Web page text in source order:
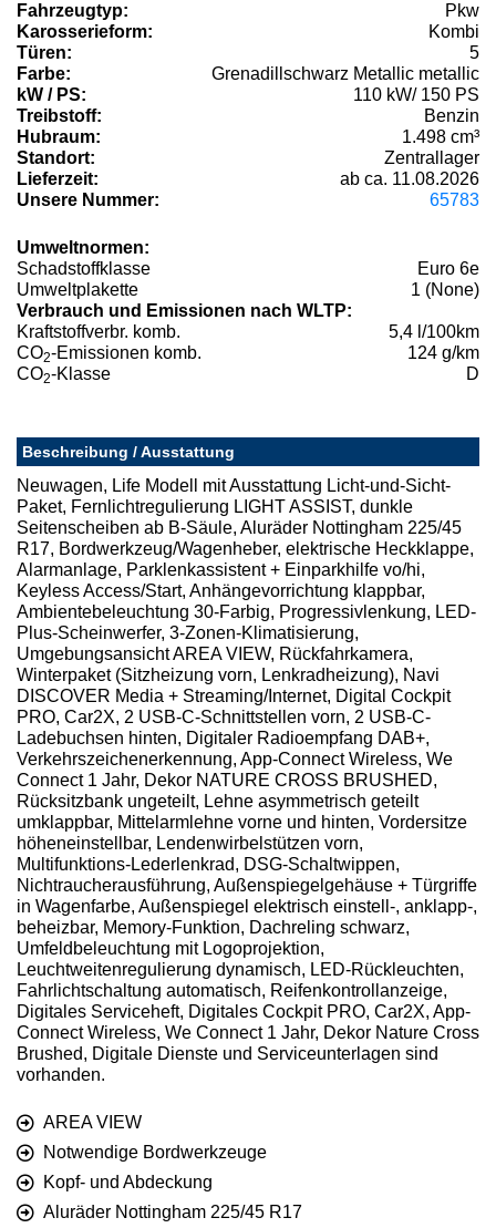
Fahrzeugtyp:
Pkw
Karosserieform:
Kombi
Türen:
5
Farbe:
Grenadillschwarz Metallic metallic
kW / PS:
110 kW/ 150 PS
Treibstoff:
Benzin
Hubraum:
1.498 cm³
Standort:
Zentrallager
Lieferzeit:
ab ca. 11.08.2026
Unsere Nummer:
65783
Umweltnormen:
Schadstoffklasse
Euro 6e
Umweltplakette
1 (None)
Verbrauch und Emissionen nach WLTP:
Kraftstoffverbr. komb.
5,4 l/100km
CO2-Emissionen komb.
124 g/km
CO2-Klasse D
Beschreibung / Ausstattung
Neuwagen, Life Modell mit Ausstattung Licht-und-Sicht-
Paket, Fernlichtregulierung LIGHT ASSIST, dunkle
Seitenscheiben ab B-Säule, Aluräder Nottingham 225/45
R17, Bordwerkzeug/Wagenheber, elektrische Heckklappe,
Alarmanlage, Parklenkassistent + Einparkhilfe vo/hi,
Keyless Access/Start, Anhängevorrichtung klappbar,
Ambientebeleuchtung 30-Farbig, Progressivlenkung, LED-
Plus-Scheinwerfer, 3-Zonen-Klimatisierung,
Umgebungsansicht AREA VIEW, Rückfahrkamera,
Winterpaket (Sitzheizung vorn, Lenkradheizung), Navi
DISCOVER Media + Streaming/Internet, Digital Cockpit
PRO, Car2X, 2 USB-C-Schnittstellen vorn, 2 USB-C-
Ladebuchsen hinten, Digitaler Radioempfang DAB+,
Verkehrszeichenerkennung, App-Connect Wireless, We
Connect 1 Jahr, Dekor NATURE CROSS BRUSHED,
Rücksitzbank ungeteilt, Lehne asymmetrisch geteilt
umklappbar, Mittelarmlehne vorne und hinten, Vordersitze
höheneinstellbar, Lendenwirbelstützen vorn,
Multifunktions-Lederlenkrad, DSG-Schaltwippen,
Nichtraucherausführung, Außenspiegelgehäuse + Türgriffe
in Wagenfarbe, Außenspiegel elektrisch einstell-, anklapp-,
beheizbar, Memory-Funktion, Dachreling schwarz,
Umfeldbeleuchtung mit Logoprojektion,
Leuchtweitenregulierung dynamisch, LED-Rückleuchten,
Fahrlichtschaltung automatisch, Reifenkontrollanzeige,
Digitales Serviceheft, Digitales Cockpit PRO, Car2X, App-
Connect Wireless, We Connect 1 Jahr, Dekor Nature Cross
Brushed, Digitale Dienste und Serviceunterlagen sind
vorhanden.
AREA VIEW
Notwendige Bordwerkzeuge
Kopf- und Abdeckung
Aluräder Nottingham 225/45 R17